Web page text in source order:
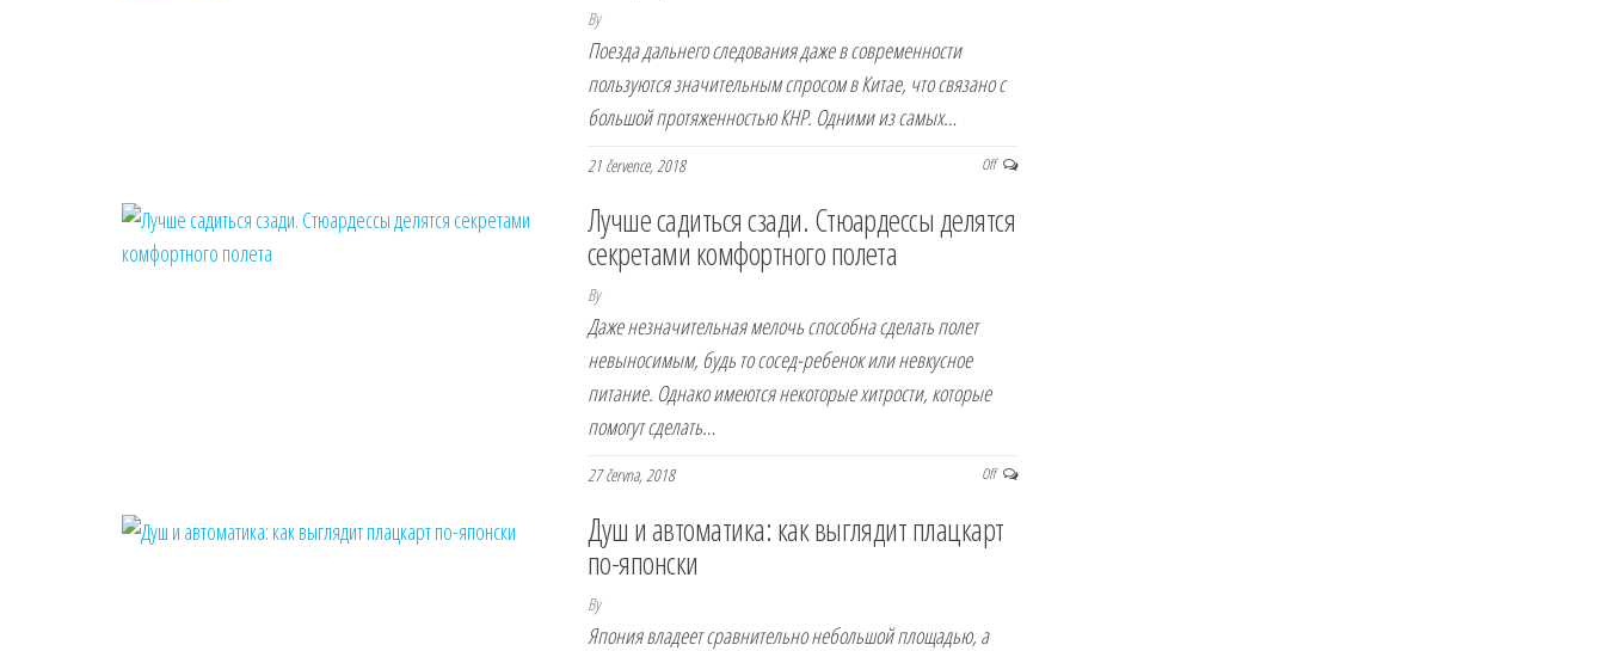
By
Поезда дальнего следования даже в современности
пользуются значительным спросом в Китае, что связано с
большой протяженностью КНР. Одними из самых…
21 července, 2018 Off
Лучше садиться сзади. Стюардессы делятся
секретами комфортного полета
By
Даже незначительная мелочь способна сделать полет
невыносимым, будь то сосед-ребенок или невкусное
питание. Однако имеются некоторые хитрости, которые
помогут сделать…
27 června, 2018 Off
Душ и автоматика: как выглядит плацкарт
по-японски
By
Япония владеет сравнительно небольшой площадью, а